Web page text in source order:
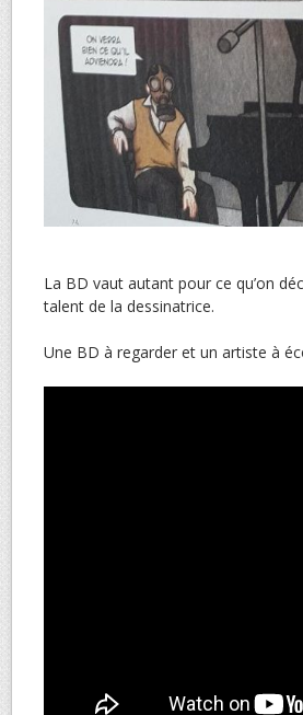
La BD vaut autant pour ce qu’on
talent de la dessinatrice.
Une BD à regarder et un artiste à